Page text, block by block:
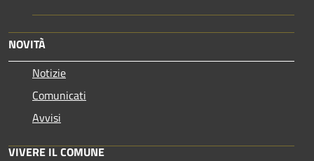
NOVITÀ
Notizie
Comunicati
Avvisi
VIVERE IL COMUNE